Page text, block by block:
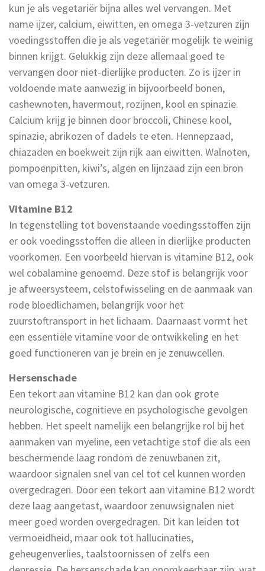
kun je als vegetariër bijna alles wel vervangen. Met
name ijzer, calcium, eiwitten, en omega 3-vetzuren zijn
voedingsstoffen die je als vegetariër mogelijk te weinig
binnen krijgt. Gelukkig zijn deze allemaal goed te
vervangen door niet-dierlijke producten. Zo is ijzer in
voldoende mate aanwezig in bijvoorbeeld bonen,
cashewnoten, havermout, rozijnen, kool en spinazie.
Calcium krijg je binnen door broccoli, Chinese kool,
spinazie, abrikozen of dadels te eten. Hennepzaad,
chiazaden en boekweit zijn rijk aan eiwitten. Walnoten,
pompoenpitten, kiwi’s, algen en lijnzaad zijn een bron
van omega 3-vetzuren.
Vitamine B12
In tegenstelling tot bovenstaande voedingsstoffen zijn
er ook voedingsstoffen die alleen in dierlijke producten
voorkomen. Een voorbeeld hiervan is vitamine B12, ook
wel cobalamine genoemd. Deze stof is belangrijk voor
je afweersysteem, celstofwisseling en de aanmaak van
rode bloedlichamen, belangrijk voor het
zuurstoftransport in het lichaam. Daarnaast vormt het
een essentiële vitamine voor de ontwikkeling en het
goed functioneren van je brein en je zenuwcellen.
Hersenschade
Een tekort aan vitamine B12 kan dan ook grote
neurologische, cognitieve en psychologische gevolgen
hebben. Het speelt namelijk een belangrijke rol bij het
aanmaken van myeline, een vetachtige stof die als een
beschermende laag rondom de zenuwbanen zit,
waardoor signalen snel van cel tot cel kunnen worden
overgedragen. Door een tekort aan vitamine B12 wordt
deze laag aangetast, waardoor zenuwsignalen niet
meer goed worden overgedragen. Dit kan leiden tot
vermoeidheid, maar ook tot hallucinaties,
geheugenverlies, taalstoornissen of zelfs een